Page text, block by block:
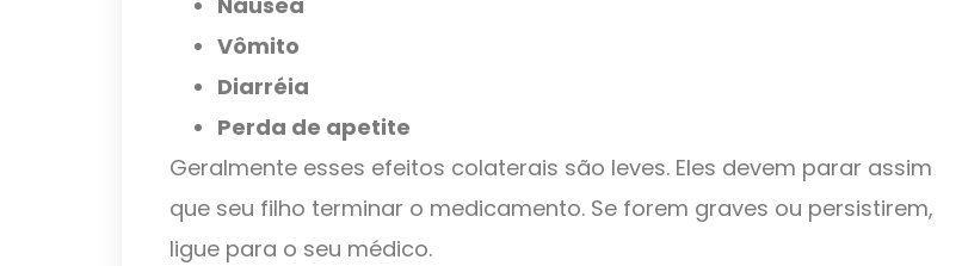
Vômito
Diarréia
Perda de apetite
Geralmente esses efeitos colaterais são leves. Eles devem parar assim
que seu filho terminar o medicamento. Se forem graves ou persistirem,
ligue para o seu médico.